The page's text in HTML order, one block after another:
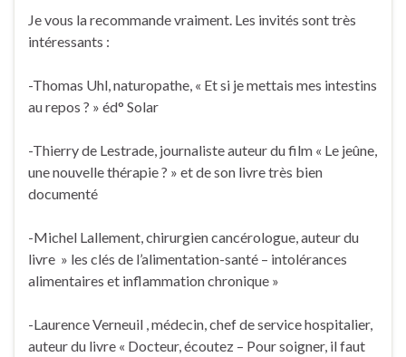
Je vous la recommande vraiment. Les invités sont très
intéressants :
-Thomas Uhl, naturopathe, « Et si je mettais mes intestins
au repos ? » éd° Solar
-Thierry de Lestrade, journaliste auteur du film « Le jeûne,
une nouvelle thérapie ? » et de son livre très bien
documenté
-Michel Lallement, chirurgien cancérologue, auteur du
livre » les clés de l’alimentation-santé – intolérances
alimentaires et inflammation chronique »
-Laurence Verneuil , médecin, chef de service hospitalier,
auteur du livre « Docteur, écoutez – Pour soigner, il faut